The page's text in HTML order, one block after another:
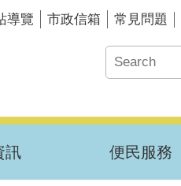
導覽 市政信箱 常見問題
訊 便民服務